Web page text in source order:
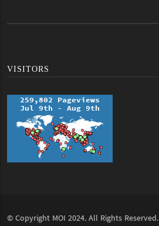
VISITORS
© Copyright MOI 2024. All Rights Reserved.